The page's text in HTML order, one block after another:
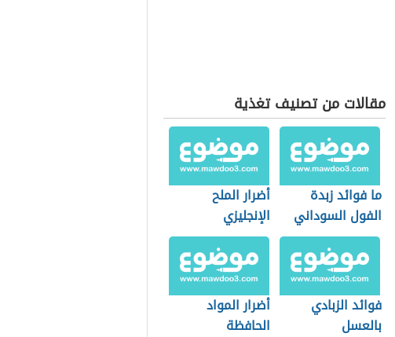
مقالات من تصنيف تغذية
ما فوائد زبدة
الفول السوداني
أضرار الملح
الإنجليزي
فوائد الزبادي
بالعسل
أضرار المواد
الحافظة